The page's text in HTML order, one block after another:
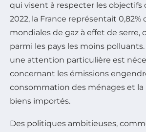
qui visent à respecter les objectifs
2022, la France représentait 0,82%
mondiales de gaz à effet de serre,
parmi les pays les moins
une attention particulière est
concernant les émissions
consommation des ménages et
biens importés.
Des politiques ambitieuses,